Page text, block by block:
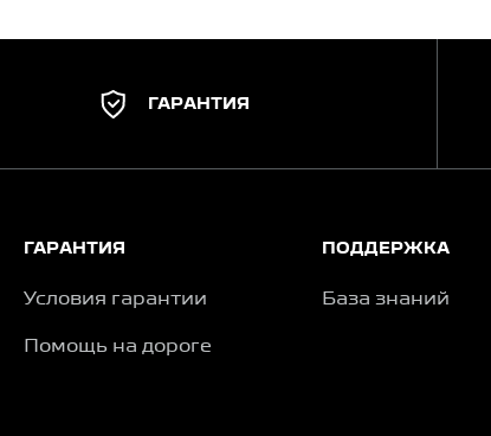
ГАРАНТИЯ
ГАРАНТИЯ
Условия гарантии
Помощь на дороге
ПОДДЕРЖКА
База знаний